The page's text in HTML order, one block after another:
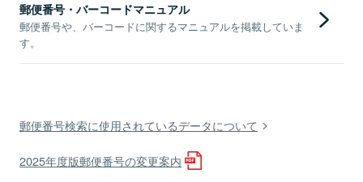
郵便番号・バーコードマニュアル
郵便番号や、バーコードに関するマニュアルを掲載していま
す。
郵便番号検索に使用されているデータについて
2025年度版郵便番号の変更案内